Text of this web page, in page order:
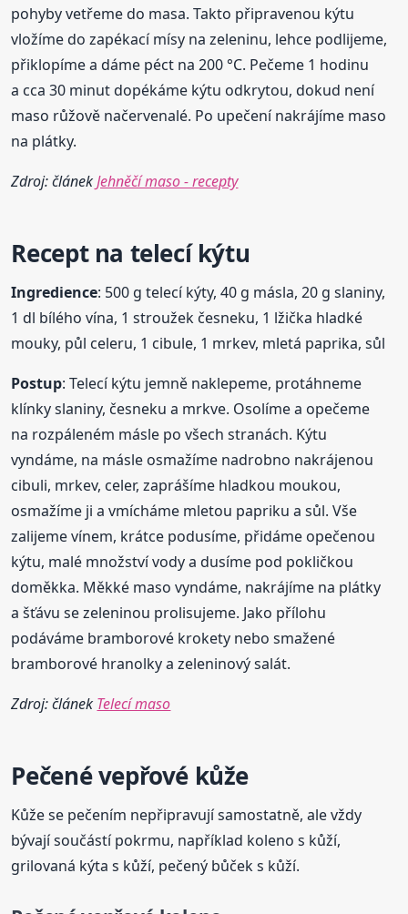
pohyby vetřeme do masa. Takto připravenou kýtu
vložíme do zapékací mísy na zeleninu, lehce podlijeme,
přiklopíme a dáme péct na 200 °C. Pečeme 1 hodinu
a cca 30 minut dopékáme kýtu odkrytou, dokud není
maso růžově načervenalé. Po upečení nakrájíme maso
na plátky.
Zdroj: článekJehněčí maso - recepty
Receptna telecí kýtu
Ingredience: 500 g telecí kýty, 40 g másla, 20 g slaniny,
1 dl bílého vína, 1 stroužek česneku, 1 lžička hladké
mouky, půl celeru, 1 cibule, 1 mrkev, mletá paprika, sůl
Postup: Telecí kýtu jemně naklepeme, protáhneme
klínky slaniny, česneku a mrkve. Osolíme a opečeme
na rozpáleném másle po všech stranách. Kýtu
vyndáme, na másle osmažíme nadrobno nakrájenou
cibuli, mrkev, celer, zaprášíme hladkou moukou,
osmažíme ji a vmícháme mletou papriku a sůl. Vše
zalijeme vínem, krátce podusíme, přidáme opečenou
kýtu, malé množství vody a dusíme pod pokličkou
doměkka. Měkké maso vyndáme, nakrájíme na plátky
a šťávu se zeleninou prolisujeme. Jako přílohu
podáváme bramborové krokety nebo smažené
bramborové hranolky a zeleninový salát.
Zdroj: článek Telecí maso
Pečené vepřové kůže
Kůže se pečením nepřipravují samostatně, ale vždy
bývají součástí pokrmu, například koleno s kůží,
grilovaná kýta s kůží, pečený bůček s kůží.